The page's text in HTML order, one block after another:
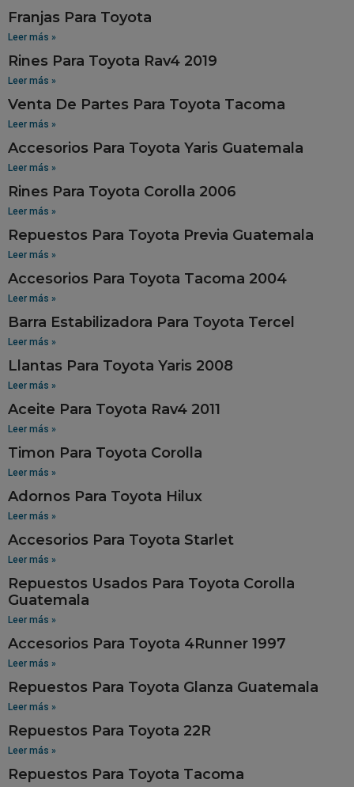
Franjas Para Toyota
Leer más »
Rines Para Toyota Rav4 2019
Leer más »
Venta De Partes Para Toyota Tacoma
Leer más »
Accesorios Para Toyota Yaris Guatemala
Leer más »
Rines Para Toyota Corolla 2006
Leer más »
Repuestos Para Toyota Previa Guatemala
Leer más »
Accesorios Para Toyota Tacoma 2004
Leer más »
Barra Estabilizadora Para Toyota Tercel
Leer más »
Llantas Para Toyota Yaris 2008
Leer más »
Aceite Para Toyota Rav4 2011
Leer más »
Timon Para Toyota Corolla
Leer más »
Adornos Para Toyota Hilux
Leer más »
Accesorios Para Toyota Starlet
Leer más »
Repuestos Usados Para Toyota Corolla
Guatemala
Leer más »
Accesorios Para Toyota 4Runner 1997
Leer más »
Repuestos Para Toyota Glanza Guatemala
Leer más »
Repuestos Para Toyota 22R
Leer más »
Repuestos Para Toyota Tacoma